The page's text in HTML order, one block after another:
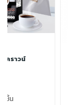
คราวน์
ชิ้น